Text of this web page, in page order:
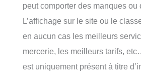
peut comporter des manques ou
L’affichage sur le site ou le
en aucun cas les meilleurs
mercerie, les meilleurs tarifs,
est uniquement présent à titre